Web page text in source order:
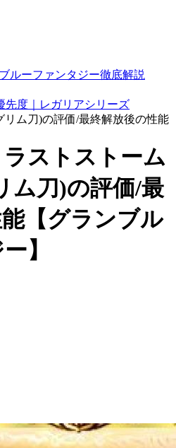
ルーファンタジー徹底解説
度｜レガリアシリーズ
リム刀)の評価/最終解放後の性能
ラストストーム
ム刀)の評価/最
【グランブル
】